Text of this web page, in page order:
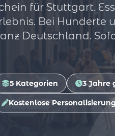
für Stuttgart.
Bei Hunderte
Deutschland.
5 Kategorien 3 Jahre
Kostenlose Personalisierung